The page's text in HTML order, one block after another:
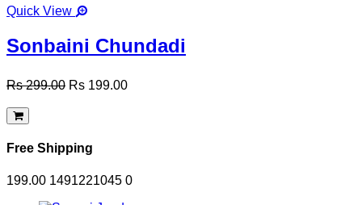
Quick View
Sonbaini Chundadi
Rs 299.00 Rs 199.00
Free Shipping
199.00 1491221045 0